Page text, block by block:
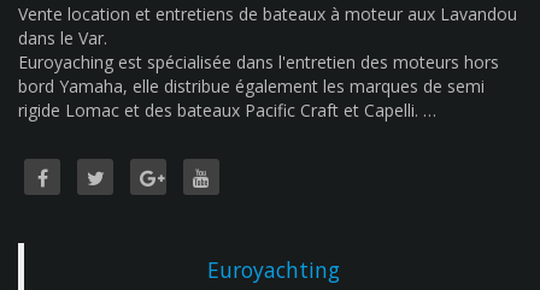
Vente location et entretiens de bateaux à moteur aux Lavandou
dans le Var.
Euroyaching est spécialisée dans l'entretien des moteurs hors
bord Yamaha, elle distribue également les marques de semi
rigide Lomac et des bateaux Pacific Craft et Capelli. …
Euroyachting